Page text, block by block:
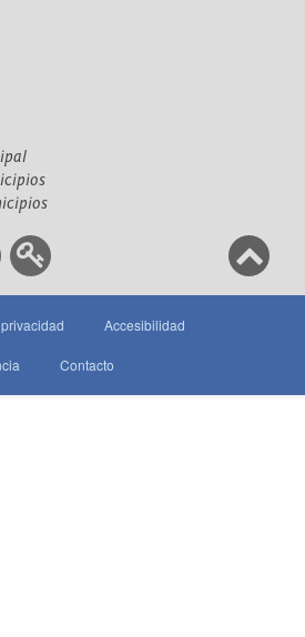
Accesibilidad
Contacto